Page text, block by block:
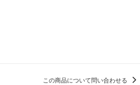
この商品について問い合わせる